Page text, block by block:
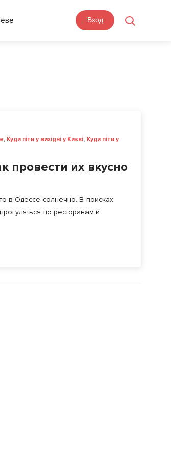
Вход
, Куди піти у вихідні у Києві, Куди піти у
провести их вкусно
в Одессе солнечно. В поисках
по ресторанам и